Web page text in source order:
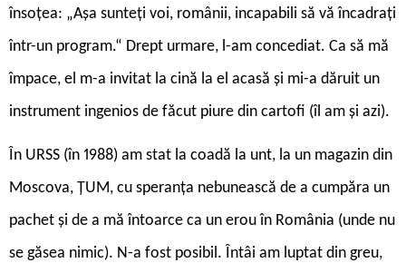
însoțea: „Așa sunteți voi, românii, incapabili să vă încadrați
într-un program.“ Drept urmare, l-am concediat. Ca să mă
împace, el m-a invitat la cină la el acasă și mi-a dăruit un
instrument ingenios de făcut piure din cartofi (îl am și azi).
În URSS (în 1988) am stat la coadă la unt, la un magazin din
Moscova, ȚUM, cu speranța nebunească de a cumpăra un
pachet și de a mă întoarce ca un erou în România (unde nu
se găsea nimic). N-a fost posibil. Întâi am luptat din greu,